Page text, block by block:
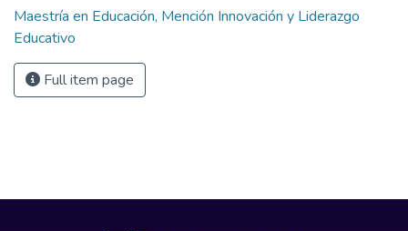
Maestría en Educación, Mención Innovación y Liderazgo
Educativo
Full item page